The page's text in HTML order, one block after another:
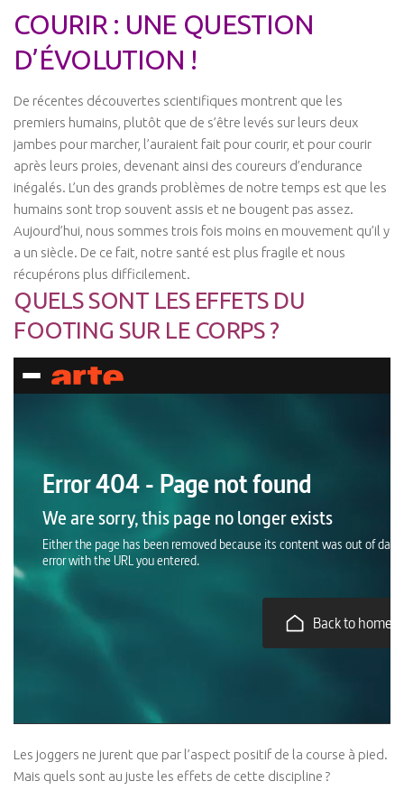
Les Formations
Post-Grades / E-learning
Concept Ostéopathique
Structurel
Fonctionnel
Tissulaire
Neuro-Méningée
TMO
Techniques Réflexes
Accompagnement Pré et post natal
Massages du Monde
Nutrition
Physio Kiné Sport Santé
Pathologies
Rhumatismes inflammatoires
Musculo-squelettiques
COURIR : UNE QUESTION
D’ÉVOLUTION !
De récentes découvertes scientifiques montrent que les
premiers humains, plutôt que de s’être levés sur leurs deux
jambes pour marcher, l’auraient fait pour courir, et pour courir
après leurs proies, devenant ainsi des coureurs d’endurance
inégalés. L’un des grands problèmes de notre temps est que les
humains sont trop souvent assis et ne bougent pas assez.
Aujourd’hui, nous sommes trois fois moins en mouvement qu’il y
a un siècle. De ce fait, notre santé est plus fragile et nous
récupérons plus difficilement.
QUELS SONT LES EFFETS DU
FOOTING SUR LE CORPS ?
Les joggers ne jurent que par l’aspect positif de la course à pied.
Mais quels sont au juste les effets de cette discipline ?